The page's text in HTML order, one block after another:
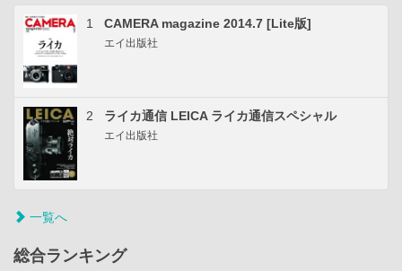
1 CAMERA magazine 2014.7 [Lite版]
エイ出版社
2 ライカ通信 LEICA ライカ通信スペシャル
エイ出版社
一覧へ
総合ランキング